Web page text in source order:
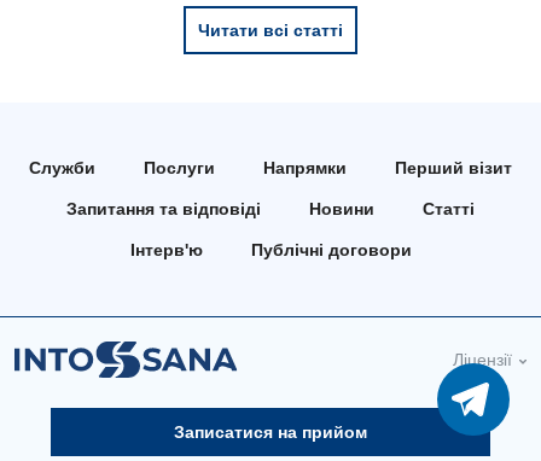
Читати всі статті
Служби Послуги Напрямки Перший візит
Запитання та відповіді Новини Статті
Інтерв'ю Публічні договори
Ліцензії
Записатися на прийом